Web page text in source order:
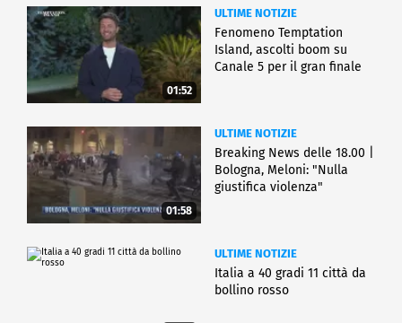
01:52
ULTIME NOTIZIE
Fenomeno Temptation
Island, ascolti boom su
Canale 5 per il gran finale
01:58
ULTIME NOTIZIE
Breaking News delle 18.00 |
Bologna, Meloni: "Nulla
giustifica violenza"
ULTIME NOTIZIE
Italia a 40 gradi 11 città da
bollino rosso